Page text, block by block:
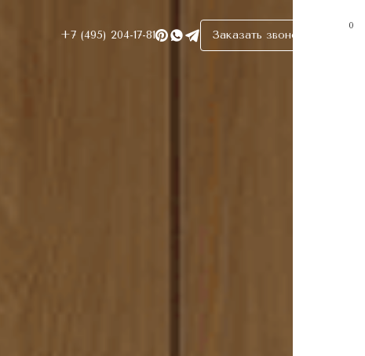
+7 (495) 204-17-81 Заказать звонок
0